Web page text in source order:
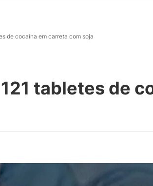
de cocaína em carreta com soja
tabletes de